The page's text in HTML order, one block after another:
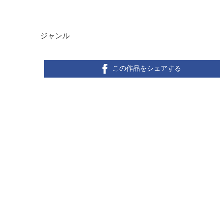
ジャンル
この作品をシェアする